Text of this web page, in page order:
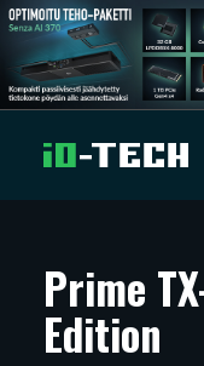
UUTISET
ARTIKKELIT
Prime
Edition